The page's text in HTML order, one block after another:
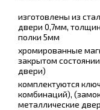
изготовлены из
двери 0,7мм,
полки 5мм
хромированные
закрытом
двери)
комплектуются
комбинаций),
металлические